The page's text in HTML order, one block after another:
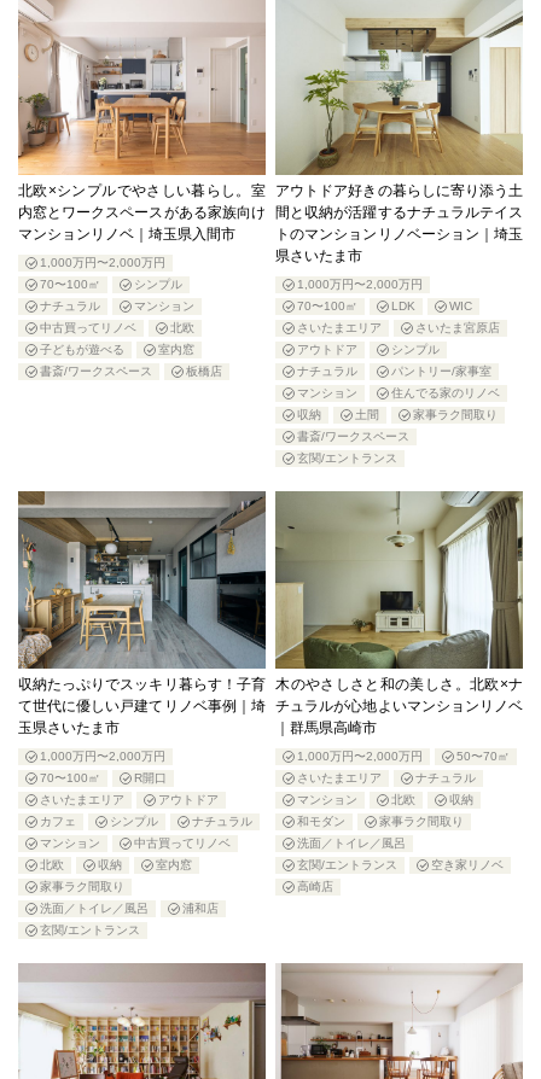
北欧×シンプルでやさしい暮らし。室
内窓とワークスペースがある家族向け
マンションリノベ｜埼玉県入間市
1,000万円〜2,000万円
70〜100㎡
シンプル
ナチュラル
マンション
中古買ってリノベ
北欧
子どもが遊べる
室内窓
書斎/ワークスペース
板橋店
アウトドア好きの暮らしに寄り添う土
間と収納が活躍するナチュラルテイス
トのマンションリノベーション｜埼玉
県さいたま市
1,000万円〜2,000万円
70〜100㎡
LDK
WIC
さいたまエリア
さいたま宮原店
アウトドア
シンプル
ナチュラル
パントリー/家事室
マンション
住んでる家のリノベ
収納
土間
家事ラク間取り
書斎/ワークスペース
玄関/エントランス
収納たっぷりでスッキリ暮らす！子育
て世代に優しい戸建てリノベ事例｜埼
玉県さいたま市
1,000万円〜2,000万円
70〜100㎡
R開口
さいたまエリア
アウトドア
カフェ
シンプル
ナチュラル
マンション
中古買ってリノベ
北欧
収納
室内窓
家事ラク間取り
洗面／トイレ／風呂
浦和店
玄関/エントランス
木のやさしさと和の美しさ。北欧×ナ
チュラルが心地よいマンションリノベ
｜群馬県高崎市
1,000万円〜2,000万円
50〜70㎡
さいたまエリア
ナチュラル
マンション
北欧
収納
和モダン
家事ラク間取り
洗面／トイレ／風呂
玄関/エントランス
空き家リノベ
高崎店